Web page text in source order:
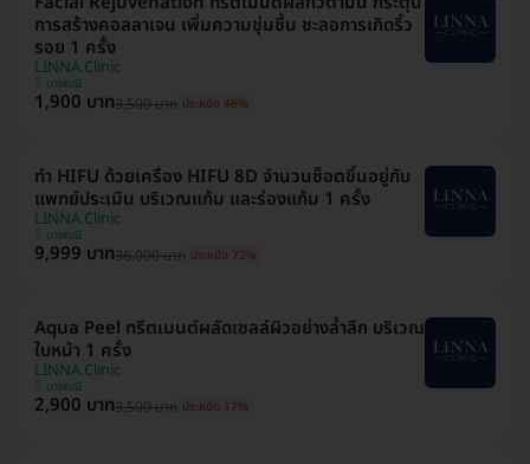
การสร้างคอลลาเจน เพิ่มความชุ่มชื้น ชะลอการเกิดริ้ว
รอย 1 ครั้ง
LINNA Clinic
บางกะปิ
1,900 บาท3,500 บาท ประหยัด 46%
ทำ HIFU ด้วยเครื่อง HIFU 8D จำนวนช็อตขึ้นอยู่กับ
แพทย์ประเมิน บริเวณแก้ม และร่องแก้ม 1 ครั้ง
LINNA Clinic
บางกะปิ
9,999 บาท36,000 บาท ประหยัด 72%
Aqua Peel ทรีตเมนต์ผลัดเซลล์ผิวอย่างล้ำลึก บริเวณ
ใบหน้า 1 ครั้ง
LINNA Clinic
บางกะปิ
2,900 บาท3,500 บาท ประหยัด 17%